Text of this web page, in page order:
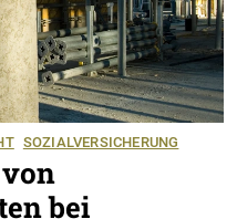
SOZIALVERSICHERUNG
bei